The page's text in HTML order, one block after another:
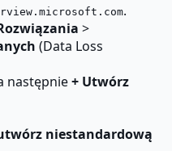
.
>
(Data Loss
następnie+ Utwórz
niestandardową